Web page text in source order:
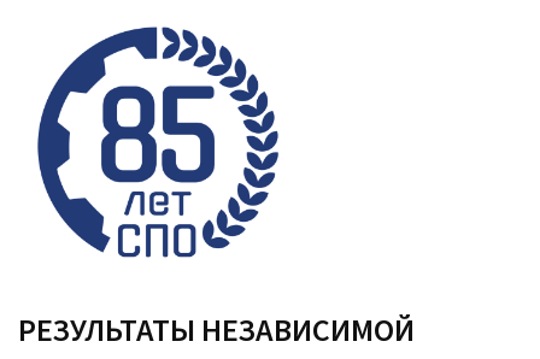
РЕЗУЛЬТАТЫ НЕЗАВИСИМОЙ